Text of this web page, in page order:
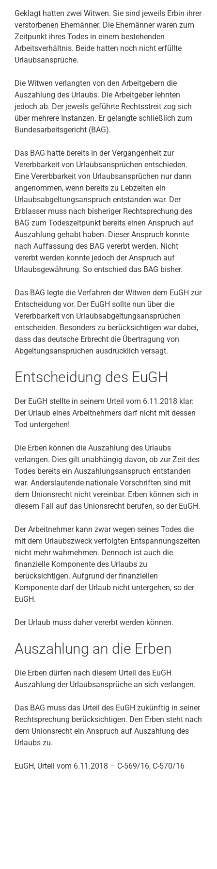
Geklagt hatten zwei Witwen. Sie sind jeweils Erbin ihrer
verstorbenen Ehemänner. Die Ehemänner waren zum
Zeitpunkt ihres Todes in einem bestehenden
Arbeitsverhältnis. Beide hatten noch nicht erfüllte
Urlaubsansprüche.
Die Witwen verlangten von den Arbeitgebern die
Auszahlung des Urlaubs. Die Arbeitgeber lehnten
jedoch ab. Der jeweils geführte Rechtsstreit zog sich
über mehrere Instanzen. Er gelangte schließlich zum
Bundesarbeitsgericht (BAG).
Das BAG hatte bereits in der Vergangenheit zur
Vererbbarkeit von Urlaubsansprüchen entschieden.
Eine Vererbbarkeit von Urlaubsansprüchen nur dann
angenommen, wenn bereits zu Lebzeiten ein
Urlaubsabgeltungsanspruch entstanden war. Der
Erblasser muss nach bisheriger Rechtsprechung des
BAG zum Todeszeitpunkt bereits einen Anspruch auf
Auszahlung gehabt haben. Dieser Anspruch konnte
nach Auffassung des BAG vererbt werden. Nicht
vererbt werden konnte jedoch der Anspruch auf
Urlaubsgewährung. So entschied das BAG bisher.
Das BAG legte die Verfahren der Witwen dem EuGH zur
Entscheidung vor. Der EuGH sollte nun über die
Vererbbarkeit von Urlaubsabgeltungsansprüchen
entscheiden. Besonders zu berücksichtigen war dabei,
dass das deutsche Erbrecht die Übertragung von
Abgeltungsansprüchen ausdrücklich versagt.
Entscheidung des EuGH
Der EuGH stellte in seinem Urteil vom 6.11.2018 klar:
Der Urlaub eines Arbeitnehmers darf nicht mit dessen
Tod untergehen!
Die Erben können die Auszahlung des Urlaubs
verlangen. Dies gilt unabhängig davon, ob zur Zeit des
Todes bereits ein Auszahlungsanspruch entstanden
war. Anderslautende nationale Vorschriften sind mit
dem Unionsrecht nicht vereinbar. Erben können sich in
diesem Fall auf das Unionsrecht berufen, so der EuGH.
Der Arbeitnehmer kann zwar wegen seines Todes die
mit dem Urlaubszweck verfolgten Entspannungszeiten
nicht mehr wahrnehmen. Dennoch ist auch die
finanzielle Komponente des Urlaubs zu
berücksichtigen. Aufgrund der finanziellen
Komponente darf der Urlaub nicht untergehen, so der
EuGH.
Der Urlaub muss daher vererbt werden können.
Auszahlung an die Erben
Die Erben dürfen nach diesem Urteil des EuGH
Auszahlung der Urlaubsansprüche an sich verlangen.
Das BAG muss das Urteil des EuGH zukünftig in seiner
Rechtsprechung berücksichtigen. Den Erben steht nach
dem Unionsrecht ein Anspruch auf Auszahlung des
Urlaubs zu.
EuGH, Urteil vom 6.11.2018 – C-569/16, C-570/16